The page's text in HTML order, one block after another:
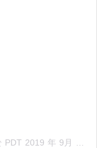
PDT 2019 年 9月 月 21 日 上午 8:57